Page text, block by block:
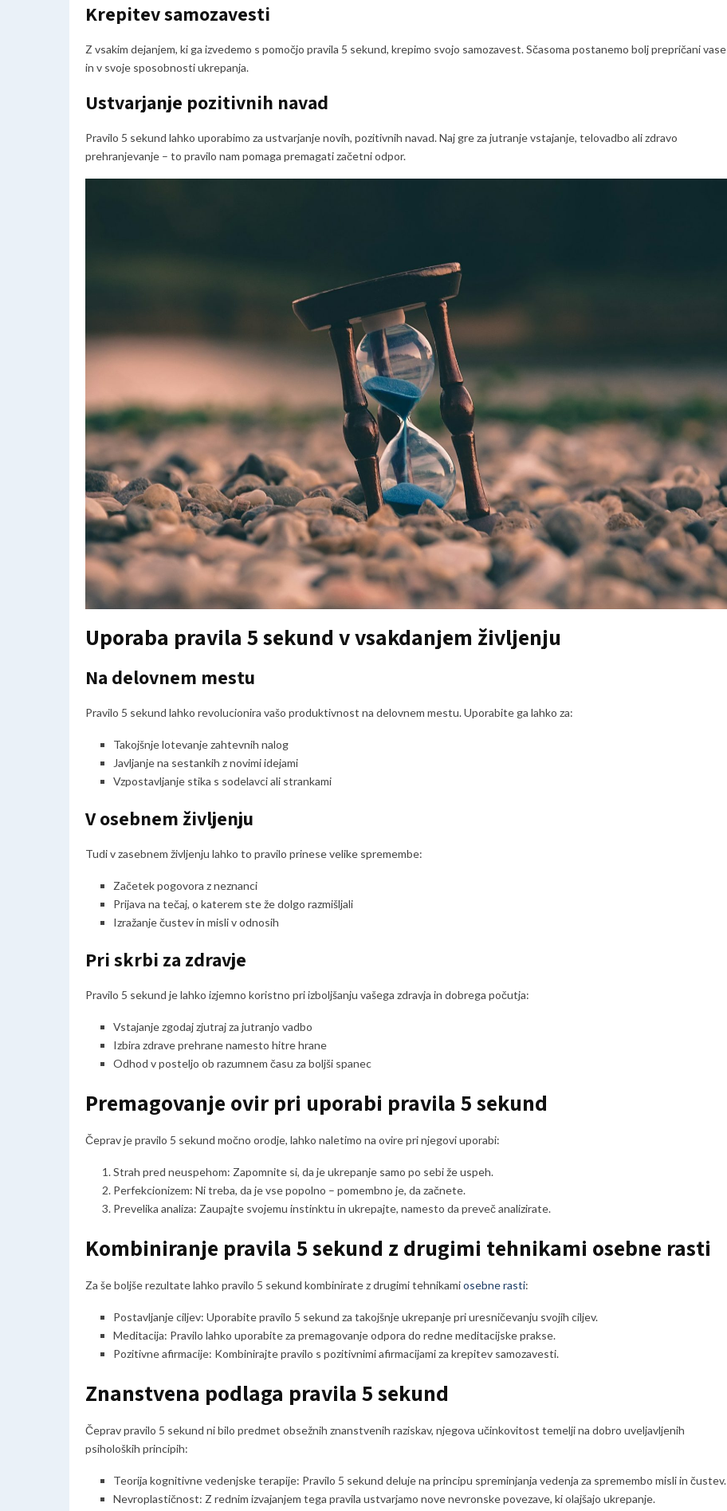
Krepitev samozavesti
Z vsakim dejanjem, ki ga izvedemo s pomočjo pravila 5 sekund, krepimo svojo samozavest. Sčasoma postanemo bolj prepričani vase
in v svoje sposobnosti ukrepanja.
Ustvarjanje pozitivnih navad
Pravilo 5 sekund lahko uporabimo za ustvarjanje novih, pozitivnih navad. Naj gre za jutranje vstajanje, telovadbo ali zdravo
prehranjevanje – to pravilo nam pomaga premagati začetni odpor.
Uporaba pravila 5 sekund v vsakdanjem življenju
Na delovnem mestu
Pravilo 5 sekund lahko revolucionira vašo produktivnost na delovnem mestu. Uporabite ga lahko za:
Takojšnje lotevanje zahtevnih nalog
Javljanje na sestankih z novimi idejami
Vzpostavljanje stika s sodelavci ali strankami
V osebnem življenju
Tudi v zasebnem življenju lahko to pravilo prinese velike spremembe:
Začetek pogovora z neznanci
Prijava na tečaj, o katerem ste že dolgo razmišljali
Izražanje čustev in misli v odnosih
Pri skrbi za zdravje
Pravilo 5 sekund je lahko izjemno koristno pri izboljšanju vašega zdravja in dobrega počutja:
Vstajanje zgodaj zjutraj za jutranjo vadbo
Izbira zdrave prehrane namesto hitre hrane
Odhod v posteljo ob razumnem času za boljši spanec
Premagovanje ovir pri uporabi pravila 5 sekund
Čeprav je pravilo 5 sekund močno orodje, lahko naletimo na ovire pri njegovi uporabi:
Strah pred neuspehom: Zapomnite si, da je ukrepanje samo po sebi že uspeh.
Perfekcionizem: Ni treba, da je vse popolno – pomembno je, da začnete.
Prevelika analiza: Zaupajte svojemu instinktu in ukrepajte, namesto da preveč analizirate.
Kombiniranje pravila 5 sekund z drugimi tehnikami osebne rasti
Za še boljše rezultate lahko pravilo 5 sekund kombinirate z drugimi tehnikamiosebne rasti:
Postavljanje ciljev: Uporabite pravilo 5 sekund za takojšnje ukrepanje pri uresničevanju svojih ciljev.
Meditacija: Pravilo lahko uporabite za premagovanje odpora do redne meditacijske prakse.
Pozitivne afirmacije: Kombinirajte pravilo s pozitivnimi afirmacijami za krepitev samozavesti.
Znanstvena podlaga pravila 5 sekund
Čeprav pravilo 5 sekund ni bilo predmet obsežnih znanstvenih raziskav, njegova učinkovitost temelji na dobro uveljavljenih
psiholoških principih:
Teorija kognitivne vedenjske terapije: Pravilo 5 sekund deluje na principu spreminjanja vedenja za spremembo misli in čustev.
Nevroplastičnost: Z rednim izvajanjem tega pravila ustvarjamo nove nevronske povezave, ki olajšajo ukrepanje.